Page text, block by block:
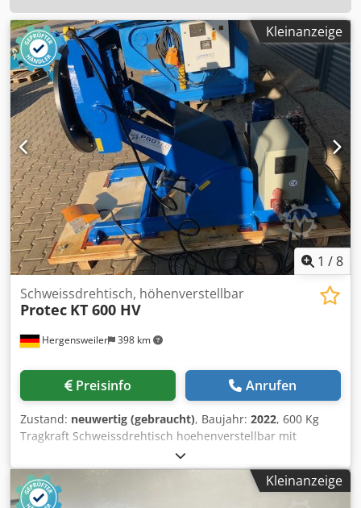
Kleinanzeige
1 /8
Hergensweiler 398 km
Schweissdrehtisch, höhenverstellbar
Protec KT 600 HV
Preisinfo Anrufen
Zustand: neuwertig (gebraucht), Baujahr: 2022, 600 Kg
Tragkraft Schweissdrehtisch hoehenverstellbar mit
Durchgangsbohrung 100 - 200mm Plattenduchmesser
700mm Hoehe waagrecht min. 0,65m, max. 1,25m Hoehe
gekippt min. 0,45m, max. 0,95m Chjdjd Anz Ropfx Aaysa
Geschwindigkeit von 0,01 - 1,1 U/min Neigung bis 135°
Kleinanzeige